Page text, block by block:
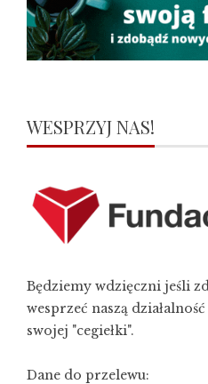
WESPRZYJ NAS!
Będziemy wdzięczni jeśli
wesprzeć naszą
swojej "cegiełki".
Dane do przelewu: